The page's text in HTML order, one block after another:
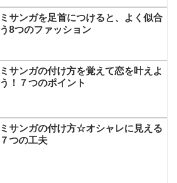
ミサンガを足首につけると、よく似合
う8つのファッション
ミサンガの付け方を覚えて恋を叶えよ
う！７つのポイント
ミサンガの付け方☆オシャレに見える
７つの工夫